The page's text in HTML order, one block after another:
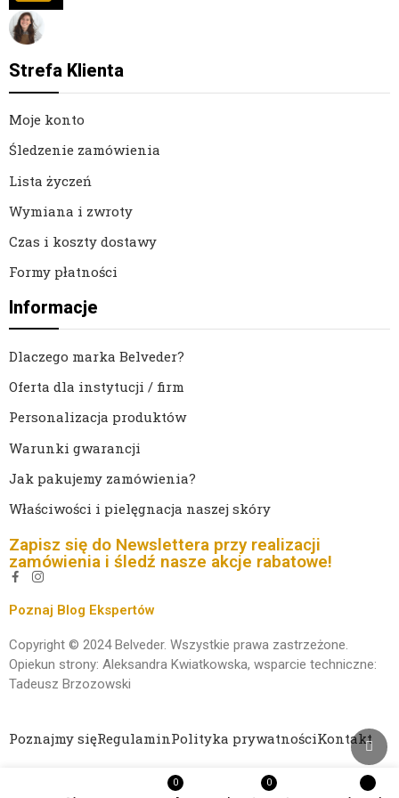
0 0
Strefa Klienta
Moje konto
Śledzenie zamówienia
Lista życzeń
Wymiana i zwroty
Czas i koszty dostawy
Formy płatności
Informacje
Dlaczego marka Belveder?
Oferta dla instytucji / firm
Personalizacja produktów
Warunki gwarancji
Jak pakujemy zamówienia?
Właściwości i pielęgnacja naszej skóry
Zapisz się do Newslettera przy realizacji
zamówienia i śledź nasze akcje rabatowe!
Poznaj Blog Ekspertów
Copyright © 2024 Belveder. Wszystkie prawa zastrzeżone.
Opiekun strony: Aleksandra Kwiatkowska, wsparcie techniczne:
Tadeusz Brzozowski
Poznajmy sięRegulaminPolityka prywatnościKontakt